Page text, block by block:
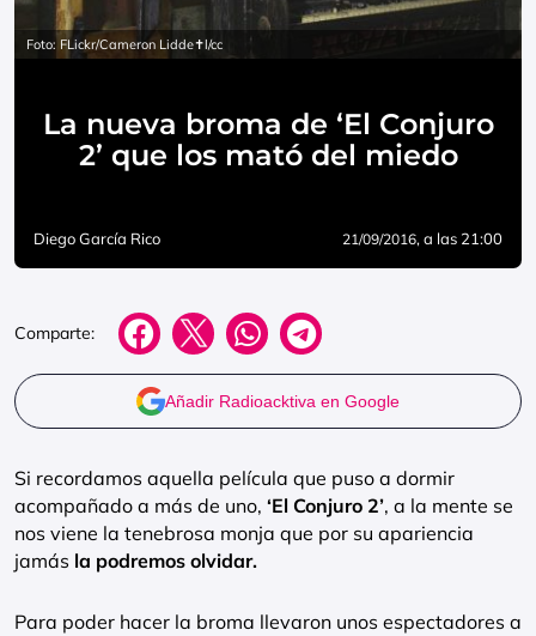
Foto: FLickr/Cameron Lidde✝l/cc
La nueva broma de ‘El Conjuro
2’ que los mató del miedo
Diego García Rico 21/09/2016, a las 21:00
Comparte:
Añadir Radioacktiva en Google
Si recordamos aquella película que puso a dormir
acompañado a más de uno, ‘El Conjuro 2’, a la mente se
nos viene la tenebrosa monja que por su apariencia
jamás la podremos olvidar.
Para poder hacer la broma llevaron unos espectadores a